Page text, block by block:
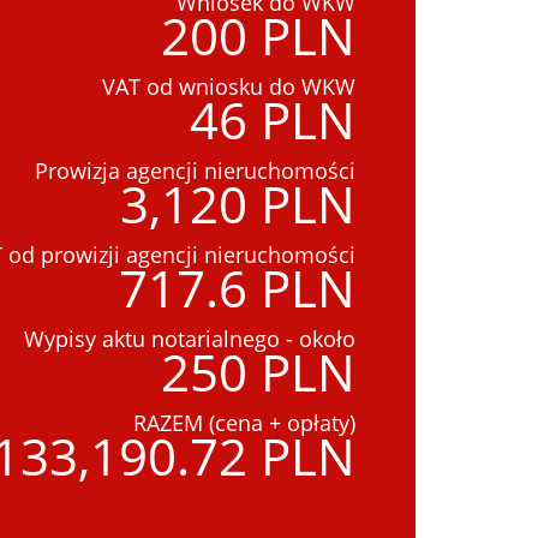
200 PLN
VAT od wniosku do WKW
46 PLN
Prowizja agencji nieruchomości
3,120 PLN
od prowizji agencji nieruchomości
717.6 PLN
Wypisy aktu notarialnego - około
250 PLN
RAZEM (cena + opłaty)
PLN